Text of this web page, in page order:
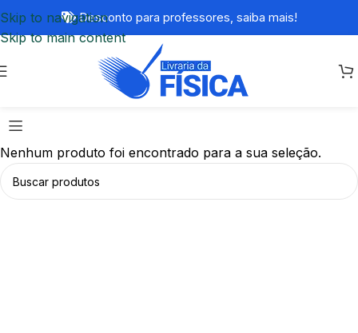
Skip to navigation
Skip to main content
Desconto para professores, saiba mais!
Nenhum produto foi encontrado para a sua seleção.